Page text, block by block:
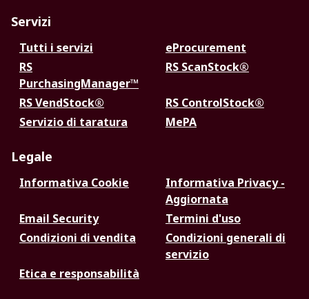
Servizi
Tutti i servizi
eProcurement
RS
PurchasingManager™
RS ScanStock®
RS VendStock®
RS ControlStock®
Servizio di taratura
MePA
Legale
Informativa Cookie
Informativa Privacy -
Aggiornata
Email Security
Termini d'uso
Condizioni di vendita
Condizioni generali di
servizio
Etica e responsabilità